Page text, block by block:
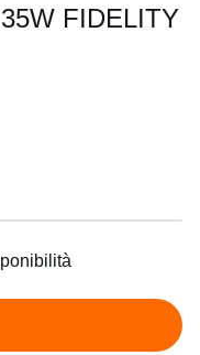
FIDELITY